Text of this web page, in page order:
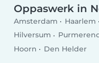
Oppaswerk in
Amsterdam Haarlem
Hilversum
Hoorn
Den Helder